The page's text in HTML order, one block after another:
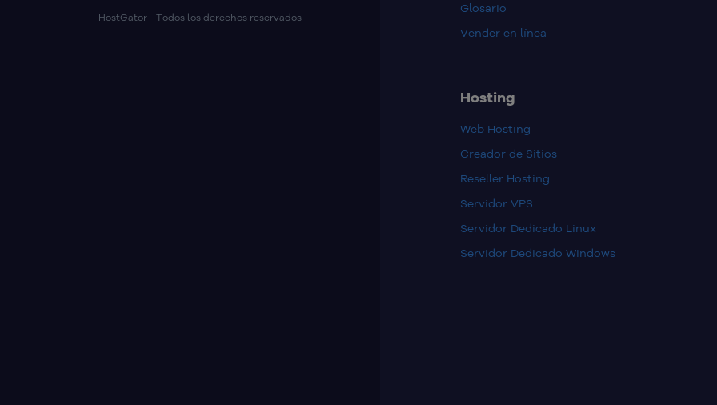
HostGator - Todos los derechos reservados
Glosario
Vender en línea
Hosting
Web Hosting
Creador de Sitios
Reseller Hosting
Servidor VPS
Servidor Dedicado Linux
Servidor Dedicado Windows